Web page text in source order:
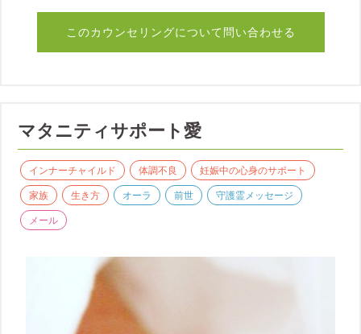
このカウンセリングについて問い合わせる
マタニティサポート愛
インナーチャイルド 体調不良 妊娠中の心身のサポート
家族 生き方 オーラ 前世 守護霊メッセージ
メール